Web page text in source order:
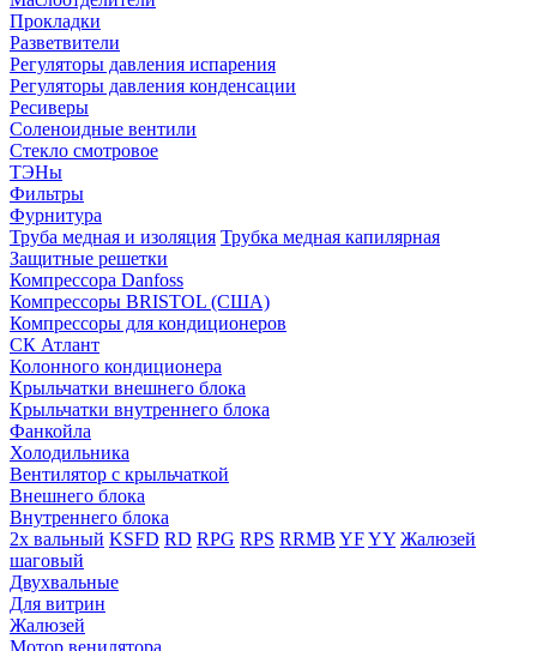
Прокладки
Разветвители
Регуляторы давления испарения
Регуляторы давления конденсации
Ресиверы
Соленоидные вентили
Стекло смотровое
ТЭНы
Фильтры
Фурнитура
Труба медная и изоляция Трубка медная капилярная
Защитные решетки
Компрессора Danfoss
Компрессоры BRISTOL (США)
Компрессоры для кондиционеров
СК Атлант
Колонного кондиционера
Крыльчатки внешнего блока
Крыльчатки внутреннего блока
Фанкойла
Холодильника
Вентилятор с крыльчаткой
Внешнего блока
Внутреннего блока
2х вальный KSFD RD RPG RPS RRMB YFYY Жалюзей
шаговый
Двухвальные
Для витрин
Жалюзей
Мотор венилятора